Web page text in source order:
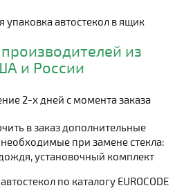
упаковка автостекол в ящик
из
и России
2-х дней с момента заказа
в заказ дополнительные
при замене стекла:
установочный комплект
по каталогу EUROCODE